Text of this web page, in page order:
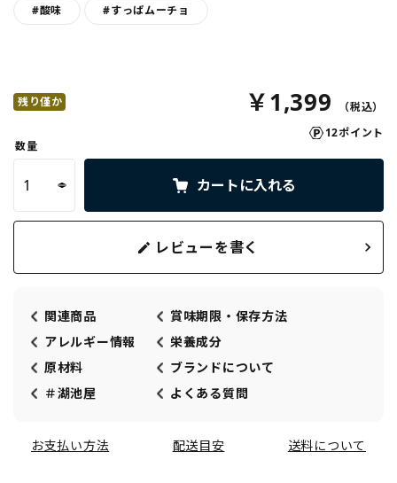
#酸味 #すっぱムーチョ
残り僅か ￥1,399
12ポイント
数量
カートに入れる
レビューを書く
関連商品
賞味期限・保存方法
アレルギー情報
栄養成分
原材料
ブランドについて
＃湖池屋
よくある質問
お支払い方法 配送目安 送料について